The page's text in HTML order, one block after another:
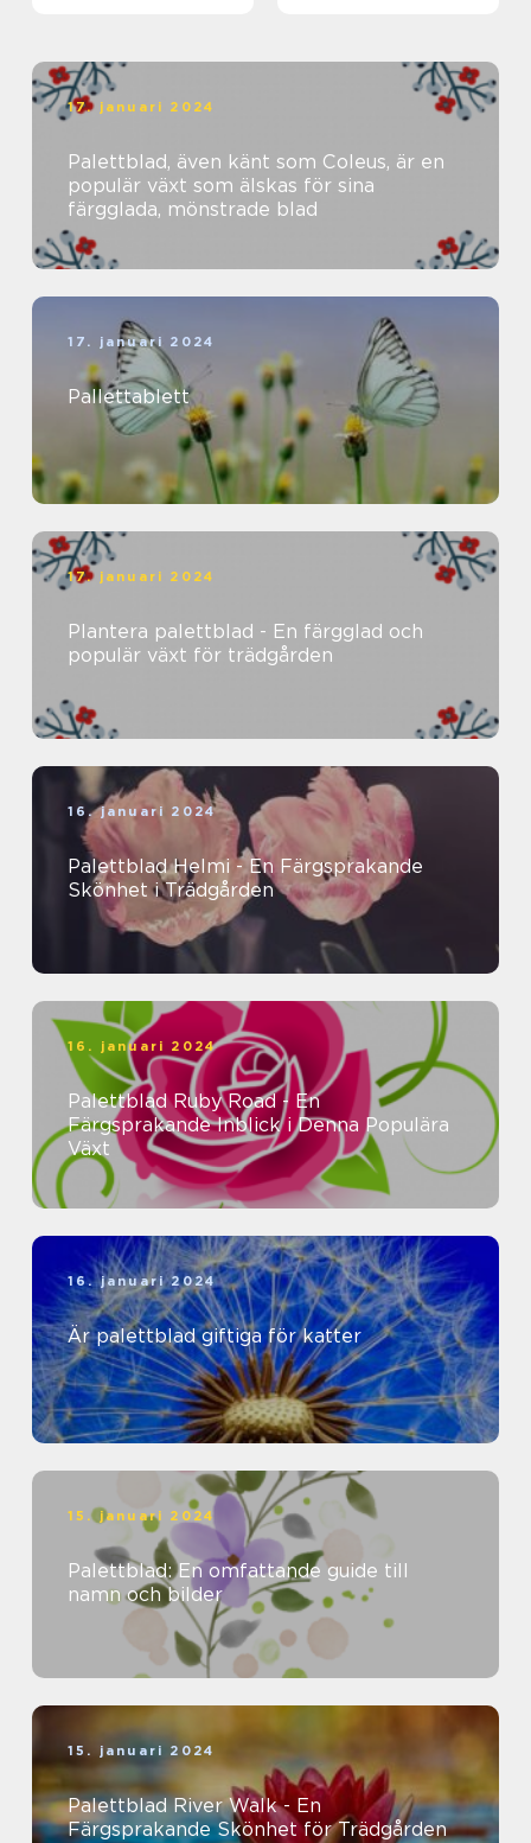
17. januari 2024
Palettblad, även känt som Coleus, är en
populär växt som älskas för sina
färgglada, mönstrade blad
17. januari 2024
Pallettablett
17. januari 2024
Plantera palettblad - En färgglad och
populär växt för trädgården
16. januari 2024
Palettblad Helmi - En Färgsprakande
Skönhet i Trädgården
16. januari 2024
Palettblad Ruby Road - En
Färgsprakande Inblick i Denna Populära
Växt
16. januari 2024
Är palettblad giftiga för katter
15. januari 2024
Palettblad: En omfattande guide till
namn och bilder
15. januari 2024
Palettblad River Walk - En
Färgsprakande Skönhet för Trädgården